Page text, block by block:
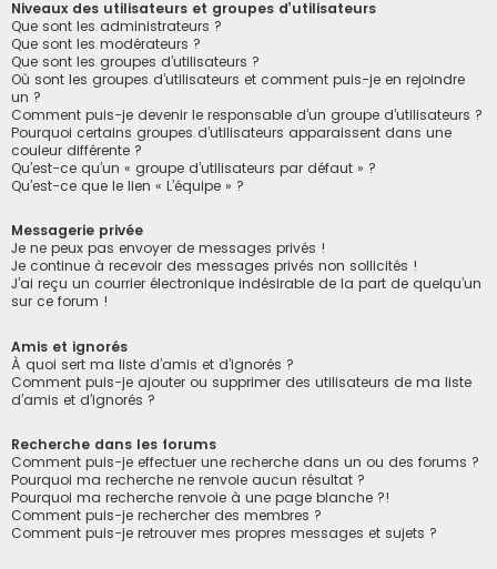
Niveaux des utilisateurs et groupes d’utilisateurs
Que sont les administrateurs ?
Que sont les modérateurs ?
Que sont les groupes d’utilisateurs ?
Où sont les groupes d’utilisateurs et comment puis-je en rejoindre
un ?
Comment puis-je devenir le responsable d’un groupe d’utilisateurs ?
Pourquoi certains groupes d’utilisateurs apparaissent dans une
couleur différente ?
Qu’est-ce qu’un « groupe d’utilisateurs par défaut » ?
Qu’est-ce que le lien « L’équipe » ?
Messagerie privée
Je ne peux pas envoyer de messages privés !
Je continue à recevoir des messages privés non sollicités !
J’ai reçu un courrier électronique indésirable de la part de quelqu’un
sur ce forum !
Amis et ignorés
À quoi sert ma liste d’amis et d’ignorés ?
Comment puis-je ajouter ou supprimer des utilisateurs de ma liste
d’amis et d’ignorés ?
Recherche dans les forums
Comment puis-je effectuer une recherche dans un ou des forums ?
Pourquoi ma recherche ne renvoie aucun résultat ?
Pourquoi ma recherche renvoie à une page blanche ?!
Comment puis-je rechercher des membres ?
Comment puis-je retrouver mes propres messages et sujets ?